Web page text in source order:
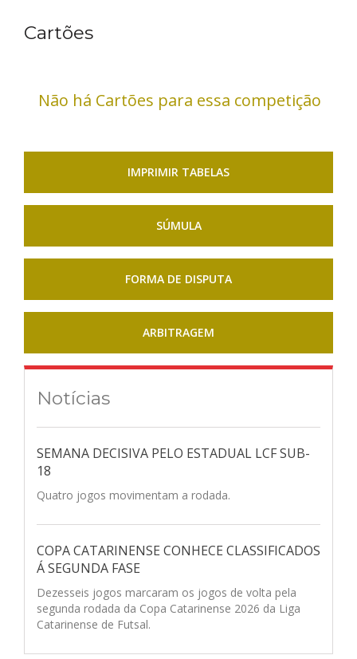
Cartões
Não há Cartões para essa competição
IMPRIMIR TABELAS
SÚMULA
FORMA DE DISPUTA
ARBITRAGEM
Notícias
SEMANA DECISIVA PELO ESTADUAL LCF SUB-
18
Quatro jogos movimentam a rodada.
COPA CATARINENSE CONHECE CLASSIFICADOS
Á SEGUNDA FASE
Dezesseis jogos marcaram os jogos de volta pela
segunda rodada da Copa Catarinense 2026 da Liga
Catarinense de Futsal.